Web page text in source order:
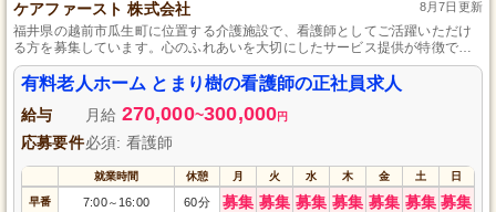
ケアファースト 株式会社 8月7日更新
福井県の越前市瓜生町に位置する介護施設で、看護師としてご活躍いただけ
る方を募集しています。心のふれあいを大切にしたサービス提供が特徴で、
ご利用者の健康管理や服薬管理などの介護業務をお願いします。シフト制で
残業はほとんどありませんので、プライベートも大切にしながら働くことが
可能です。
有料老人ホーム とまり樹の看護師の正社員求人
給与 月給 270,000~300,000円
応募要件必須: 看護師
就業時間 休憩 月 火 水 木 金 土 日
早番 7:00～ 16:00 60分 募集 募集 募集 募集 募集 募集 募集